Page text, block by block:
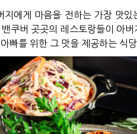
지에게 마음을 전하는 가장 맛있
밴쿠버 곳곳의 레스토랑들이 아
빠를 위한 그 맛을 제공하는 식